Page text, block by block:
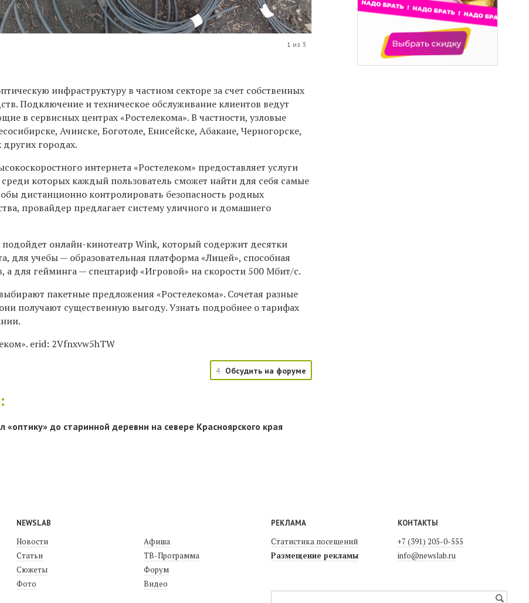
1 из 3
инфраструктуру в частном секторе за счет собственных
Подключение и техническое обслуживание клиентов ведут
в сервисных центрах «Ростелекома». В частности, узловые
Ачинске, Боготоле, Енисейске, Абакане, Черногорске,
городах.
интернета «Ростелеком» предоставляет услуги
которых каждый пользователь сможет найти для себя самые
дистанционно контролировать безопасность родных
провайдер предлагает систему уличного и домашнего
подойдет онлайн-кинотеатр Wink, который содержит десятки
для учебы — образовательная платформа «Лицей», способная
а для гейминга — спецтариф «Игровой» на скорости 500 Мбит/с.
пакетные предложения «Ростелекома». Сочетая разные
получают существенную выгоду. Узнать подробнее о тарифах
erid: 2Vfnxvw5hTW
4 Обсудить на форуме
«оптику» до старинной деревни на севере Красноярского края
NEWSLAB
Новости
Статьи
Сюжеты
Фото
Афиша
ТВ-Программа
Форум
Видео
РЕКЛАМА
Статистика посещений
Размещение рекламы
КОНТАКТЫ
+7 (391) 205-0-555
info@newslab.ru